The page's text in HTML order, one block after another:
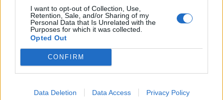
I want to opt-out of Collection, Use,
Retention, Sale, and/or Sharing of my
Personal Data that Is Unrelated with the
Purposes for which it was collected.
Opted Out
CONFIRM
Data Deletion Data Access Privacy Policy
- Det er helt almindeligt vedligehold, og det er helt
naturligt at træ giver sig, sådan er det med
naturmaterialer. Vi arbejder på at udbedre det, og
forventer at legepladsen snart igen er fuldt
tilgængelig, siger Sara Løvschall Grøntved.
Hun pointerer samtidig, at langt størstedelen af
Mennesker
Lune Toner satte gang i Sæby: - Vi
holder af musikken
Tommy Thomsen